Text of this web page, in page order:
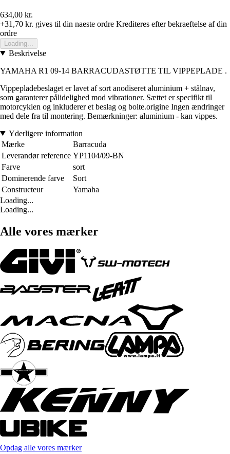
634,00 kr.
+31,70 kr. gives til din naeste ordre Krediteres efter bekraeftelse af din
ordre
Loading...
Beskrivelse
YAMAHA R1 09-14 BARRACUDASTØTTE TIL VIPPEPLADE .
Vippepladebeslaget er lavet af sort anodiseret aluminium + stålnav,
som garanterer pålidelighed mod vibrationer. Sættet er specifikt til
motorcyklen og inkluderer et beslag og bolte.origine Ingen ændringer
med dele fra til montering. Bemærkninger: aluminium - kan vippes.
Yderligere information
Mærke
Barracuda
Leverandør reference YP1104/09-BN
Farve
sort
Dominerende farve
Sort
Constructeur
Yamaha
Loading...
Loading...
Alle vores mærker
Opdag alle vores mærker